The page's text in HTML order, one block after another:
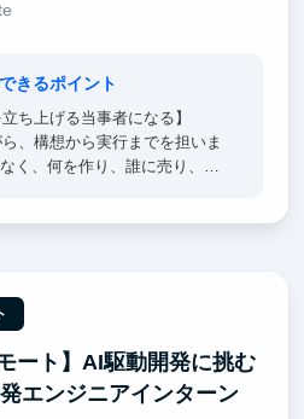
きるポイント
ち上げる当事者になる】
、構想から実行までを担いま
く、何を作り、誰に売り、ど
のルールづくりまで、通常は
込めない領域を担当します。
の学生の機会に直結する】
まま学生が海外へ渡る導線に
ート】AI駆動開発に挑む
エンジニアインターン